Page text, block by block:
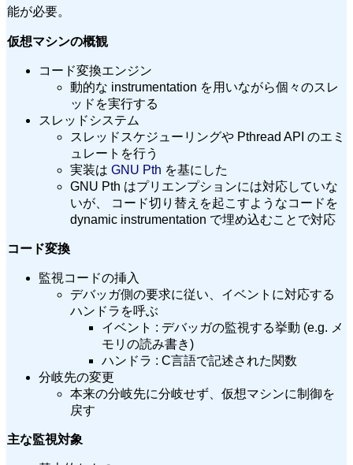
能が必要。
仮想マシンの概観
コード変換エンジン
動的な instrumentation を用いながら個々のスレ
ッドを実行する
スレッドシステム
スレッドスケジューリングや Pthread API のエミ
ュレートを行う
実装は GNU Pth を基にした
GNU Pth はプリエンプションには対応していな
いが、 コード切り替えを起こすようなコードを
dynamic instrumentation で埋め込むことで対応
コード変換
監視コードの挿入
デバッガ側の要求に従い、イベントに対応する
ハンドラを呼ぶ
イベント : デバッガの監視する挙動 (e.g. メ
モリの読み書き)
ハンドラ : C言語で記述された関数
分岐先の変更
本来の分岐先に分岐せず、仮想マシンに制御を
戻す
主な監視対象